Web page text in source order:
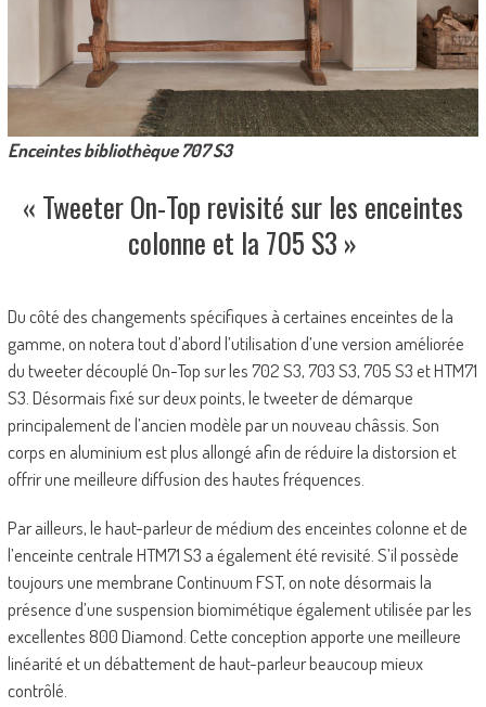
Enceintes bibliothèque 707 S3
« Tweeter On-Top revisité sur les enceintes
colonne et la 705 S3 »
Du côté des changements spécifiques à certaines enceintes de la
gamme, on notera tout d’abord l’utilisation d’une version améliorée
du tweeter découplé On-Top sur les 702 S3, 703 S3, 705 S3 et HTM71
S3. Désormais fixé sur deux points, le tweeter de démarque
principalement de l’ancien modèle par un nouveau châssis. Son
corps en aluminium est plus allongé afin de réduire la distorsion et
offrir une meilleure diffusion des hautes fréquences.
Par ailleurs, le haut-parleur de médium des enceintes colonne et de
l’enceinte centrale HTM71 S3 a également été revisité. S’il possède
toujours une membrane Continuum FST, on note désormais la
présence d’une suspension biomimétique également utilisée par les
excellentes 800 Diamond. Cette conception apporte une meilleure
linéarité et un débattement de haut-parleur beaucoup mieux
contrôlé.